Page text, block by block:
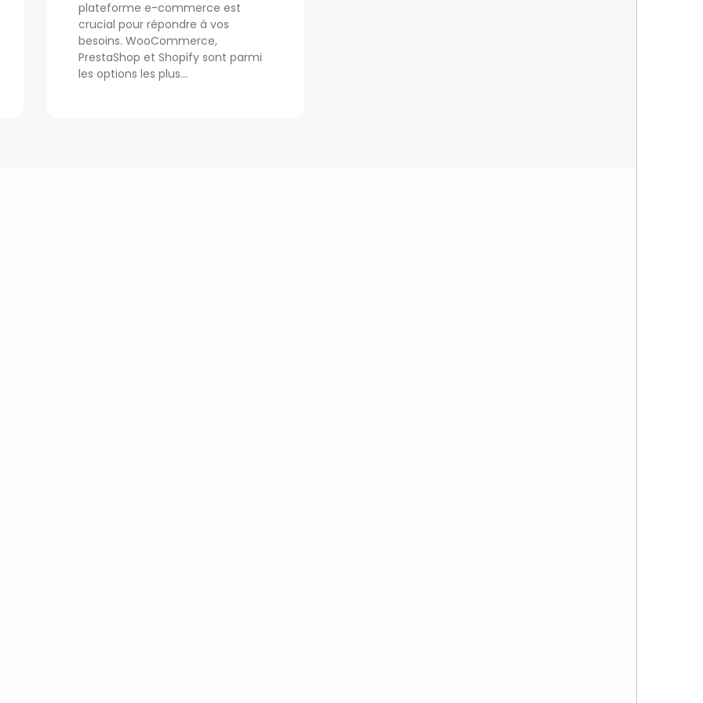
plateforme e-commerce est
crucial pour répondre à vos
besoins. WooCommerce,
PrestaShop et Shopify sont parmi
les options les plus...